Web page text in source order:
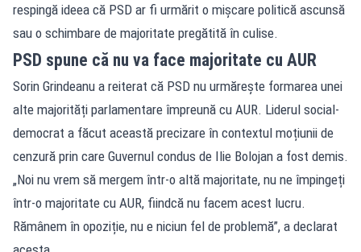
respingă ideea că PSD ar fi urmărit o mișcare politică ascunsă
sau o schimbare de majoritate pregătită în culise.
PSD spune că nu va face majoritate cu AUR
Sorin Grindeanu a reiterat că PSD nu urmărește formarea unei
alte majorități parlamentare împreună cu AUR. Liderul social-
democrat a făcut această precizare în contextul moțiunii de
cenzură prin care Guvernul condus de Ilie Bolojan a fost demis.
„Noi nu vrem să mergem într-o altă majoritate, nu ne împingeți
într-o majoritate cu AUR, fiindcă nu facem acest lucru.
Rămânem în opoziție, nu e niciun fel de problemă”, a declarat